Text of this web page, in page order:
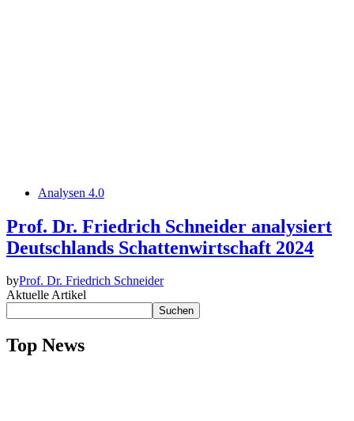
Analysen 4.0
Prof. Dr. Friedrich Schneider analysiert
Deutschlands Schattenwirtschaft 2024
byProf. Dr. Friedrich Schneider
Aktuelle Artikel
Suchen
Top News